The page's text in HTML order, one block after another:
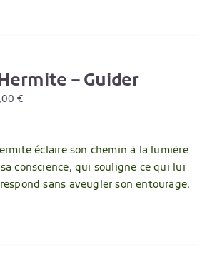
– Guider
€
éclaire son chemin à la lumière
conscience, qui souligne ce qui lui
sans aveugler son entourage.